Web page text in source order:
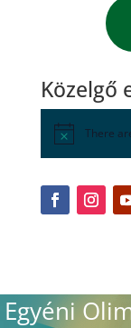
Közelgő
There
Egyéni